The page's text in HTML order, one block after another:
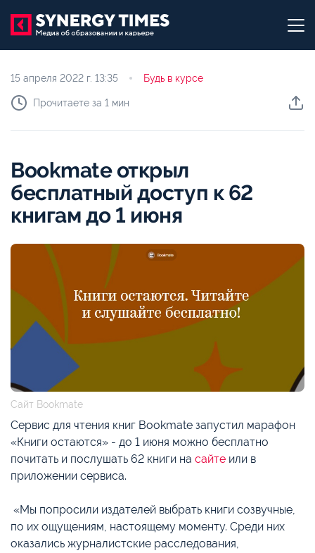
15 апреля 2022 г. 13:35 Будь в курсе
Прочитаете за 1 мин
Bookmate открыл
бесплатный доступ к 62
книгам до 1 июня
Сайт Bookmate
Сервис для чтения книг Bookmate запустил марафон
«Книги остаются» - до 1 июня можно бесплатно
почитать и послушать 62 книги на сайте или в
приложении сервиса.
«Мы попросили издателей выбрать книги созвучные,
по их ощущениям, настоящему моменту. Среди них
оказались журналистские расследования,